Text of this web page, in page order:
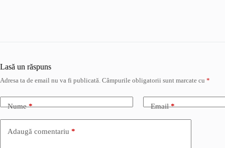
Lasă un răspuns
Adresa ta de email nu va fi publicată. Câmpurile obligatorii sunt marcate cu *
Nume* Email*
Adaugă comentariu *